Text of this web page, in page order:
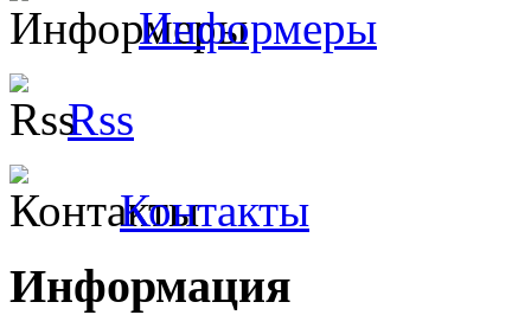
Информеры
Rss
Контакты
Информация